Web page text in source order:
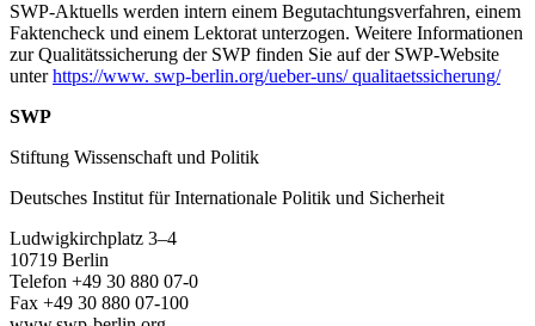
SWP-Aktuells werden intern einem Begutachtungsverfah­ren, einem
Faktencheck und einem Lektorat unterzogen. Weitere Informationen
zur Qualitätssicherung der SWP finden Sie auf der SWP-Website
unterhttps://www. swp-berlin.org/ueber-uns/ qualitaetssicherung/
SWP
Stiftung Wissenschaft und Politik
Deutsches Institut für Internationale Politik und Sicherheit
Ludwigkirchplatz 3–4
10719 Berlin
Telefon +49 30 880 07-0
Fax +49 30 880 07-100